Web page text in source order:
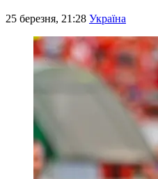
25 березня, 21:28 Україна